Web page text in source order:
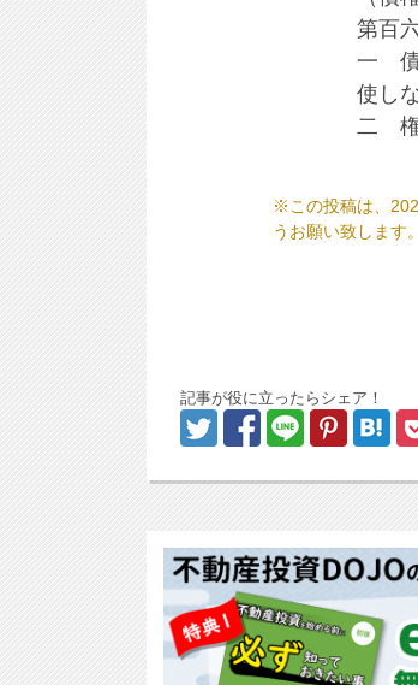
第百
一 債
使し
二 権
※この投稿は、
うお願い致します。
記事が役に立ったらシェア！